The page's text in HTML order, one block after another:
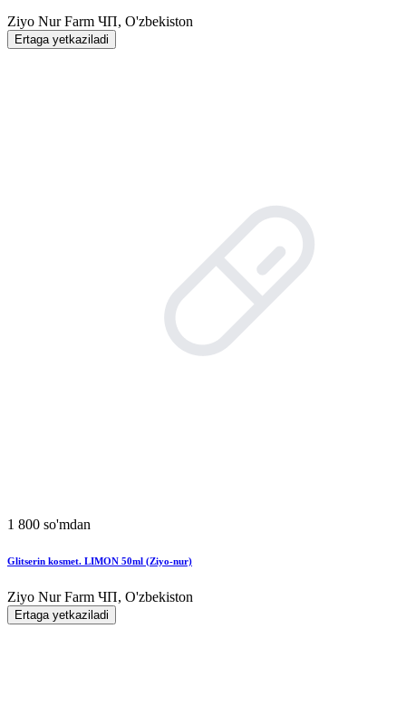
Ziyo Nur Farm ЧП, O'zbekiston
Ertaga yetkaziladi
1 800 so'mdan
Glitserin kosmet. LIMON 50ml (Ziyo-nur)
Ziyo Nur Farm ЧП, O'zbekiston
Ertaga yetkaziladi